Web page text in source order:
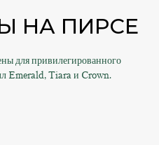
НА ПИРСЕ
для привилегированного
Emerald, Tiara и Crown.